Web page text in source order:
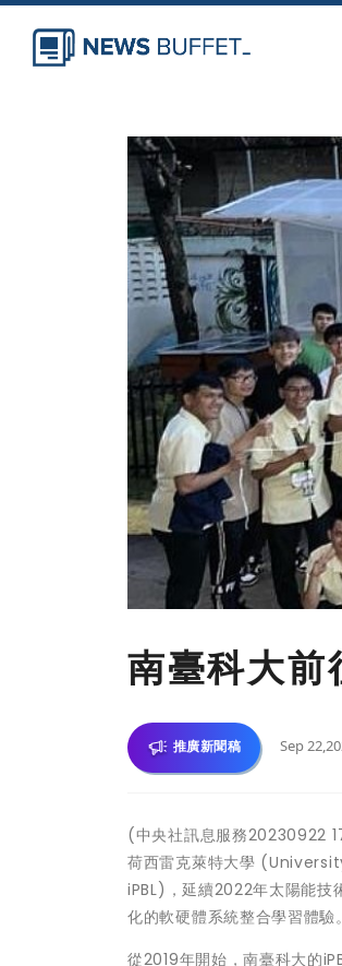
南臺科大前
推廣新聞稿 Sep
(中央社訊息服務20230922
荷西雷克萊特大學
iPBL)，延續2022年太陽能
化的軟硬體系統整合學習體驗。
從2019年開始，南臺科大的